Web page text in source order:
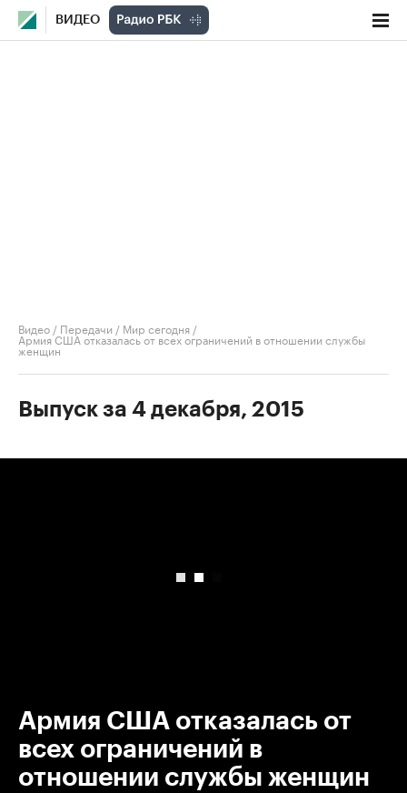
ВИДЕО
Видео / Передачи / Мир сегодня /
Армия США отказалась от всех ограничений в отношении службы
женщин
Выпуск за 4 декабря, 2015
Армия США отказалась от
всех ограничений в
отношении службы женщин